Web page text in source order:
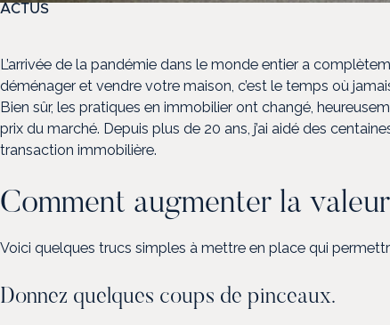
ACTUS
L’arrivée de la pandémie dans le monde entier a
déménager et vendre votre maison, c’est le temps où
Bien sûr, les pratiques en immobilier ont changé,
prix du marché. Depuis plus de 20 ans, j’ai aidé des
transaction immobilière.
Comment augmenter la
Voici quelques trucs simples à mettre en place qui
Donnez quelques coups de pinceaux.